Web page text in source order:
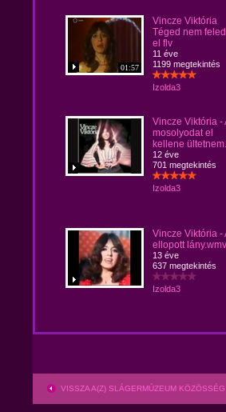
01:57
Vincze Viktória
Téged nem
el flv
11 éve
1199 megtekintés
Izolda3
Vincze Viktória -
mosolyodat el
kellene ültetnem.
12 éve
701 megtekintés
Izolda3
Vincze Viktória -
ellopott lány.wmv
13 éve
637 megtekintés
Izolda3
VISSZA A(Z) SLÁGERMÚZEUM